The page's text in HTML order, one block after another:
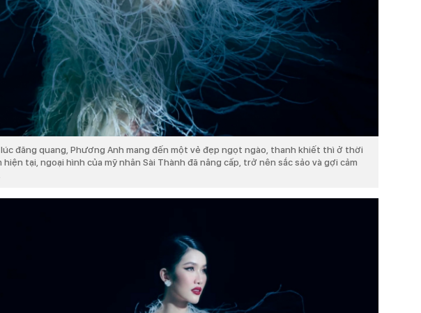
đăng quang, Phương Anh mang đến một vẻ đẹp ngọt ngào, thanh khiết thì ở thời
hiện tại, ngoại hình của mỹ nhân Sài Thành đã nâng cấp, trở nên sắc sảo và gợi cảm